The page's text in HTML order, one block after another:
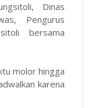
Dinas
Pengurus
bersama
molor hingga
karena